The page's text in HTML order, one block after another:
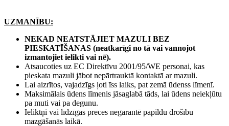
UZMANĪBU:
NEKAD NEATSTĀJIET MAZULI BEZ
PIESKATĪŠANAS (neatkarīgi no tā vai vannojot
izmantojiet ielikti vai nē).
Atsaucoties uz EC Direktīvu 2001/95/WE personai, kas
pieskata mazuli jābot nepārtrauktā kontaktā ar mazuli.
Lai aizrītos, vajadzīgs ļoti īss laiks, pat zemā ūdenss līmenī.
Maksimālais ūdens līmenis jāsaglabā tāds, lai ūdens neiekļūtu
pa muti vai pa degunu.
Ieliktņi vai līdzīgas preces negarantē papildu drošību
mazgāšanās laikā.